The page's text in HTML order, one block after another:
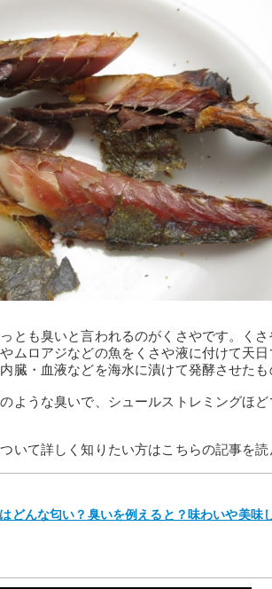
とも臭いと言われるのがくさやです。く
ムロアジなどの魚をくさや液に付けて天
臓・血液などを海水に漬けて発酵させたも
ような臭いで、シュールストレミングほ
いて詳しく知りたい方はこちらの記事を読
どんな匂い？臭いを例えると？味わいや美味